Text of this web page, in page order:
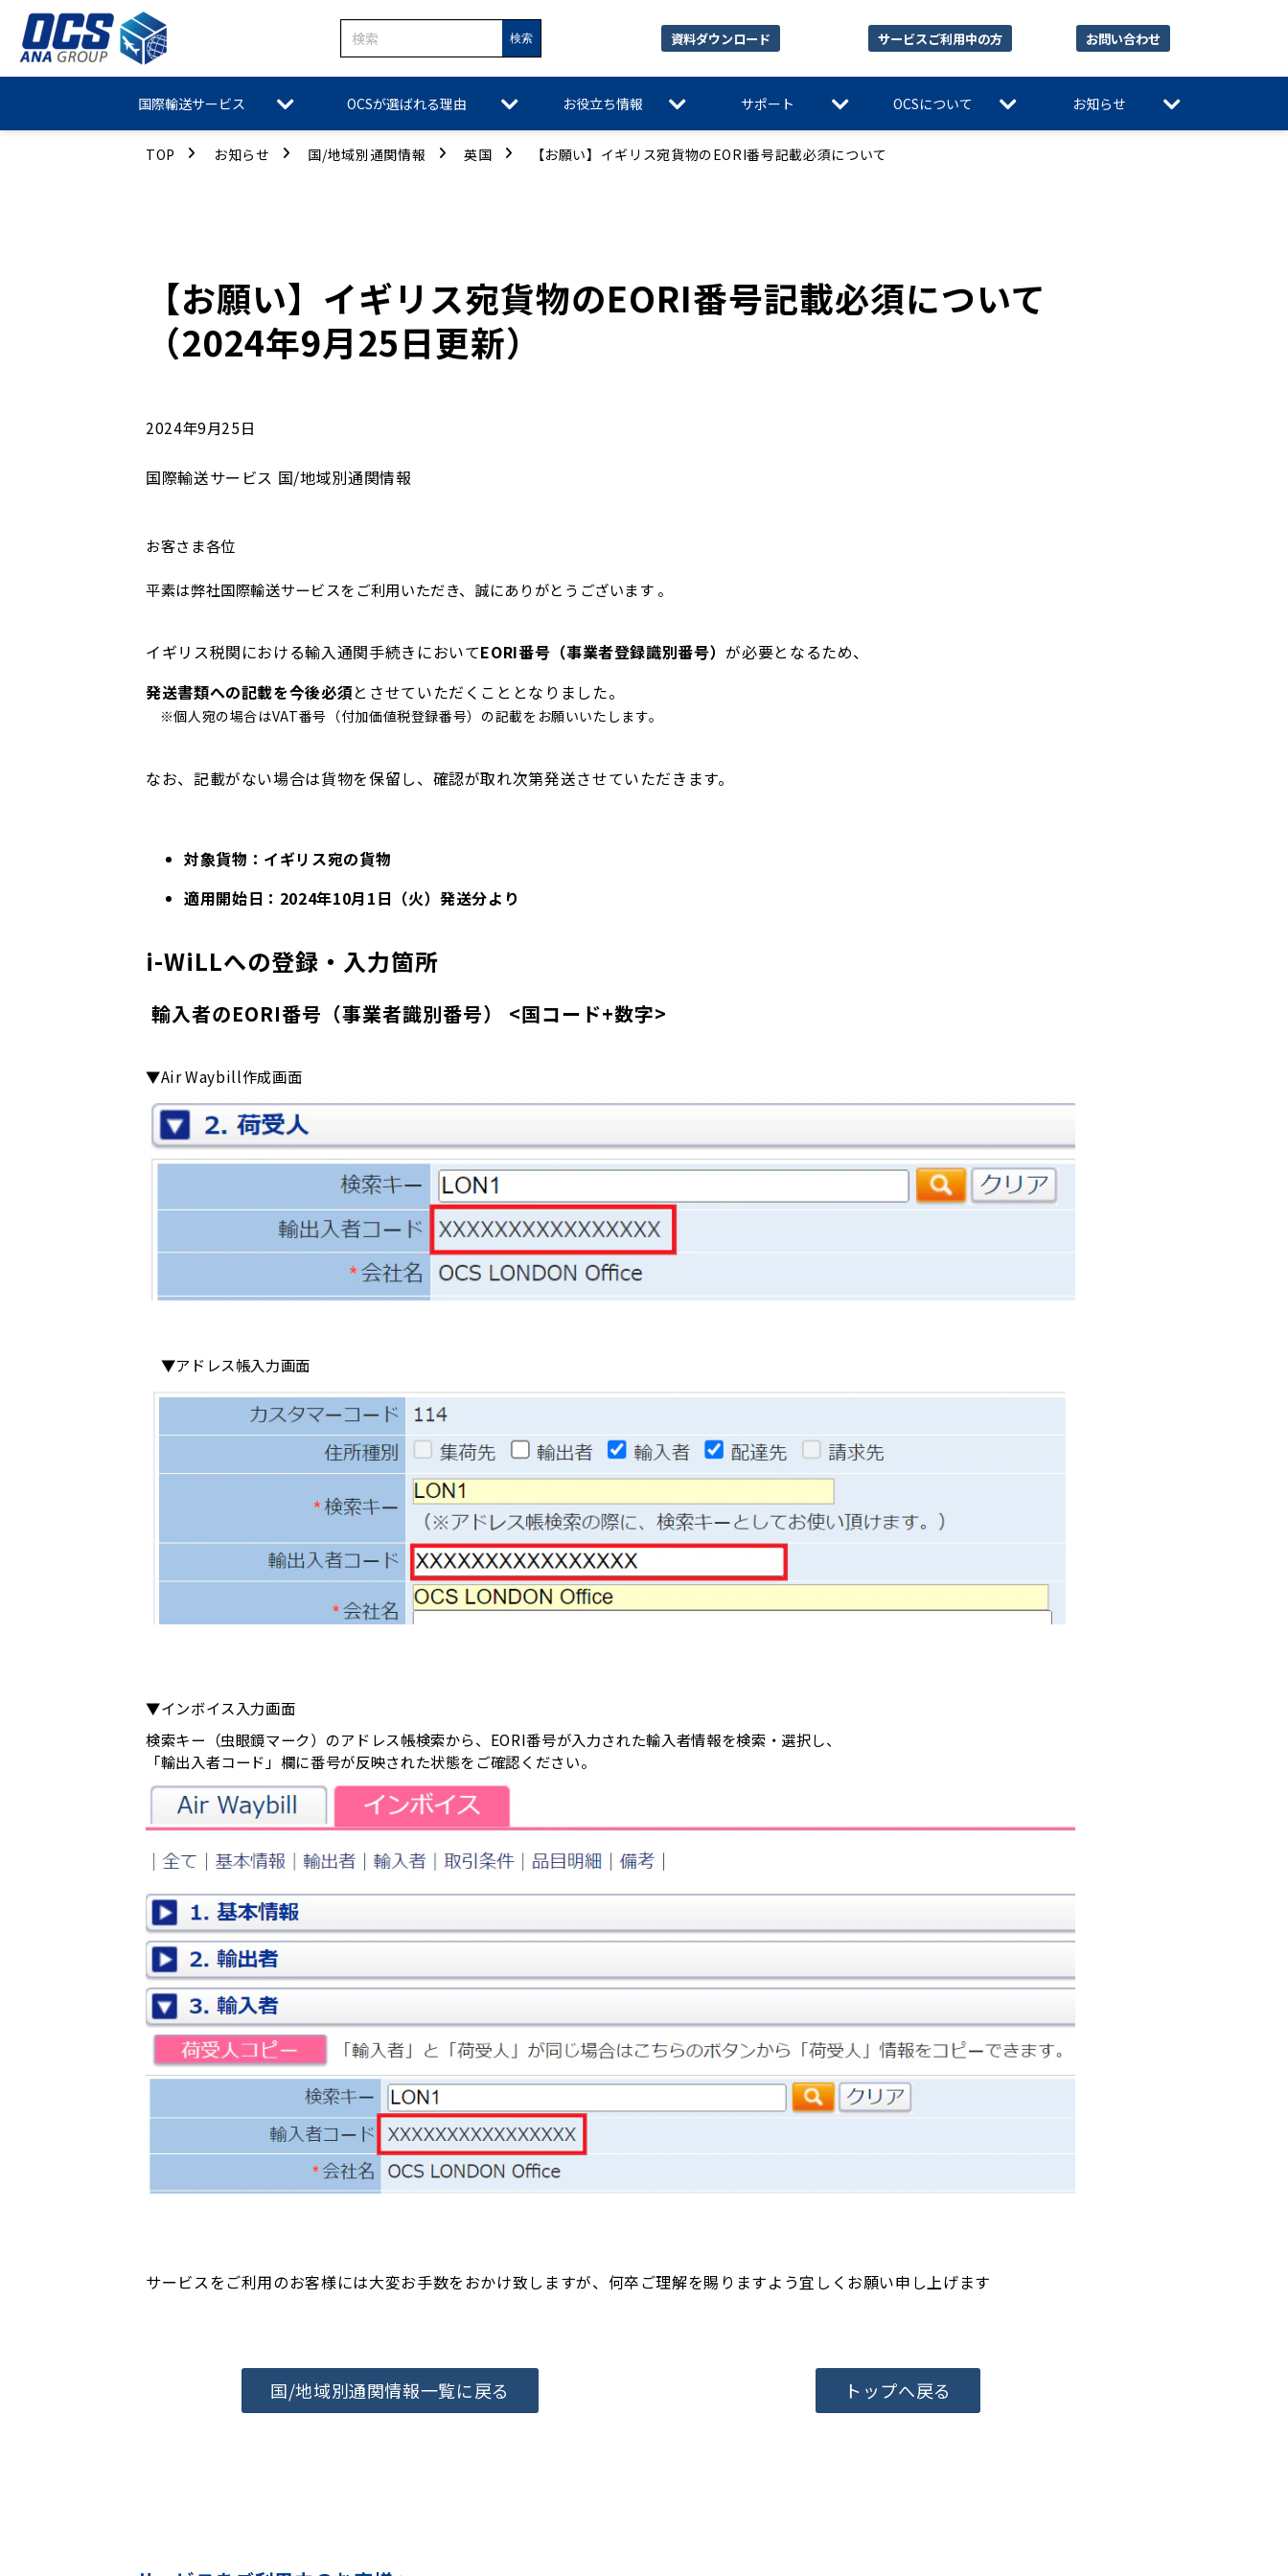
資料ダウンロード サービスご利用中の方 お問い合わせ
国際輸送サービス OCSが選ばれる理由 お役立ち情報 サポート OCSについて お知らせ
TOP お知らせ 国/地域別通関情報 英国 【お願い】イギリス宛貨物のEORI番号記載必須について
【お願い】イギリス宛貨物のEORI番号記載必須について
（2024年9月25日更新）
2024年9月25日
国際輸送サービス 国/地域別通関情報
お客さま各位
平素は弊社国際輸送サービスをご利用いただき、誠にありがとうございます 。
イギリス税関における輸入通関手続きにおいてEORI番号（事業者登録識別番号）が必要となるため、
発送書類への記載を今後必須とさせていただくこととなりました。
※個人宛の場合はVAT番号（付加価値税登録番号）の記載をお願いいたします。
なお、記載がない場合は貨物を保留し、確認が取れ次第発送させていただきます。
対象貨物：イギリス宛の貨物
適用開始日：2024年10月1日（火）発送分より
i-WiLLへの登録・入力箇所
輸入者のEORI番号（事業者識別番号） <国コード+数字>
▼Air Waybill作成画面
▼アドレス帳入力画面
▼インボイス入力画面
検索キー（虫眼鏡マーク）のアドレス帳検索から、EORI番号が入力された輸入者情報を検索・選択し、
「輸出入者コード」欄に番号が反映された状態をご確認ください。
サービスをご利用のお客様には大変お手数をおかけ致しますが、何卒ご理解を賜りますよう宜しくお願い申し上げます
国/地域別通関情報一覧に戻る トップへ戻る